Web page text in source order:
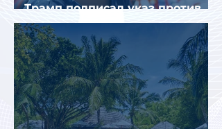
Трамп подписал указ против
«родильного туризма» в США